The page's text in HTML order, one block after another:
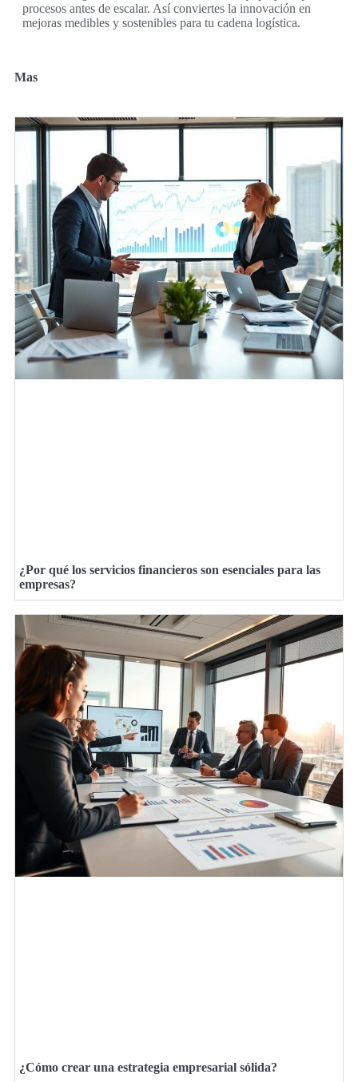
procesos antes de escalar. Así conviertes la innovación en
mejoras medibles y sostenibles para tu cadena logística.
Mas
¿Por qué los servicios financieros son esenciales para las
empresas?
¿Cómo crear una estrategia empresarial sólida?